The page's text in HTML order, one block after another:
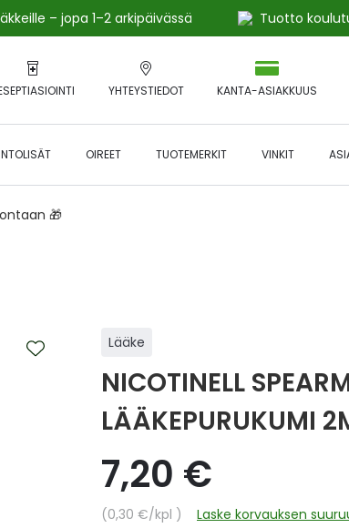
– jopa 1–2 arkipäivässä
Tuotto
YHTEYSTIEDOT KANTA-ASIAKKUUS
OIREET TUOTEMERKIT VINKIT
🎁
Lääke
NICOTINELL
LÄÄKEPURUKUMI
7,20 €
Yksikköhinta
0,30 €/kpl Laske korvauksen